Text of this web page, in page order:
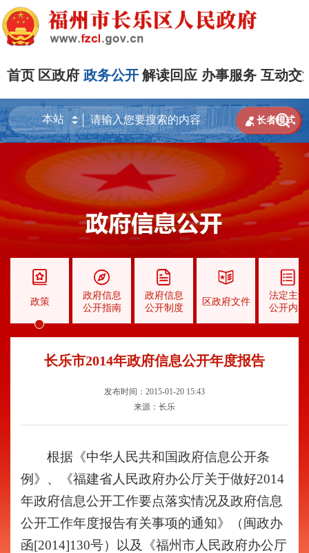
首页 区政府 政务公开 解读回应 办事服务 互动交

 长者模式
政策
政府信息
公开指南
政府信息
公开制度
区政府文件
法定主动
公开内容
长乐市2014年政府信息公开年度报告
发布时间：2015-01-20 15:43
来源：长乐
根据《中华人民共和国政府信息公开条
例》、《福建省人民政府办公厅关于做好2014
年政府信息公开工作要点落实情况及政府信息
公开工作年度报告有关事项的通知》（闽政办
函[2014]130号）以及《福州市人民政府办公厅